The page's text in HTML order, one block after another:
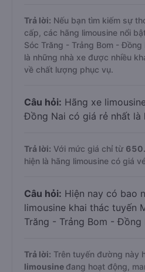
Trả lời: Nếu bạn tìm kiếm sự
cấp, các hãng limousine nổi
Sóc Trăng - Trảng Bom - Đồng
là những nhà xe được nhiều
về chất lượng phục vụ.
Câu hỏi: Hãng xe
Đồng Nai có giá rẻ nhất là
Trả lời: Với mức giá chỉ từ
hiện là hãng limousine có giá
Câu hỏi: Hiện nay có bao
limousine khai thác tuyến
Trăng - Trảng Bom - Đồng
Trả lời: Trên tuyến đường này
limousine đang hoạt động,